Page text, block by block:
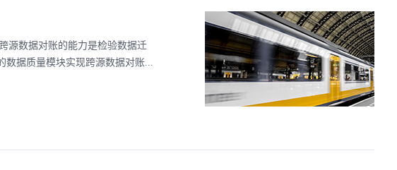
源数据对账的能力是检验数据迁
数据质量模块实现跨源数据对账...